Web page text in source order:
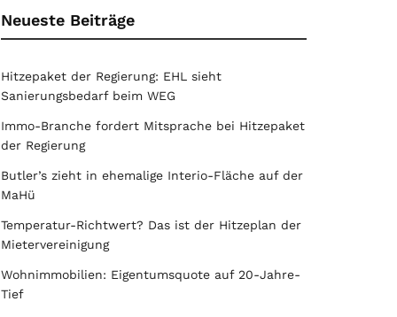
Neueste Beiträge
Hitzepaket der Regierung: EHL sieht
Sanierungsbedarf beim WEG
Immo-Branche fordert Mitsprache bei Hitzepaket
der Regierung
Butler’s zieht in ehemalige Interio-Fläche auf der
MaHü
Temperatur-Richtwert? Das ist der Hitzeplan der
Mietervereinigung
Wohnimmobilien: Eigentumsquote auf 20-Jahre-
Tief